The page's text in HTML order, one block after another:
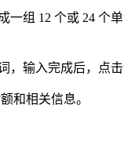
组 12 个或 24
输入完成后，点击
和相关信息。